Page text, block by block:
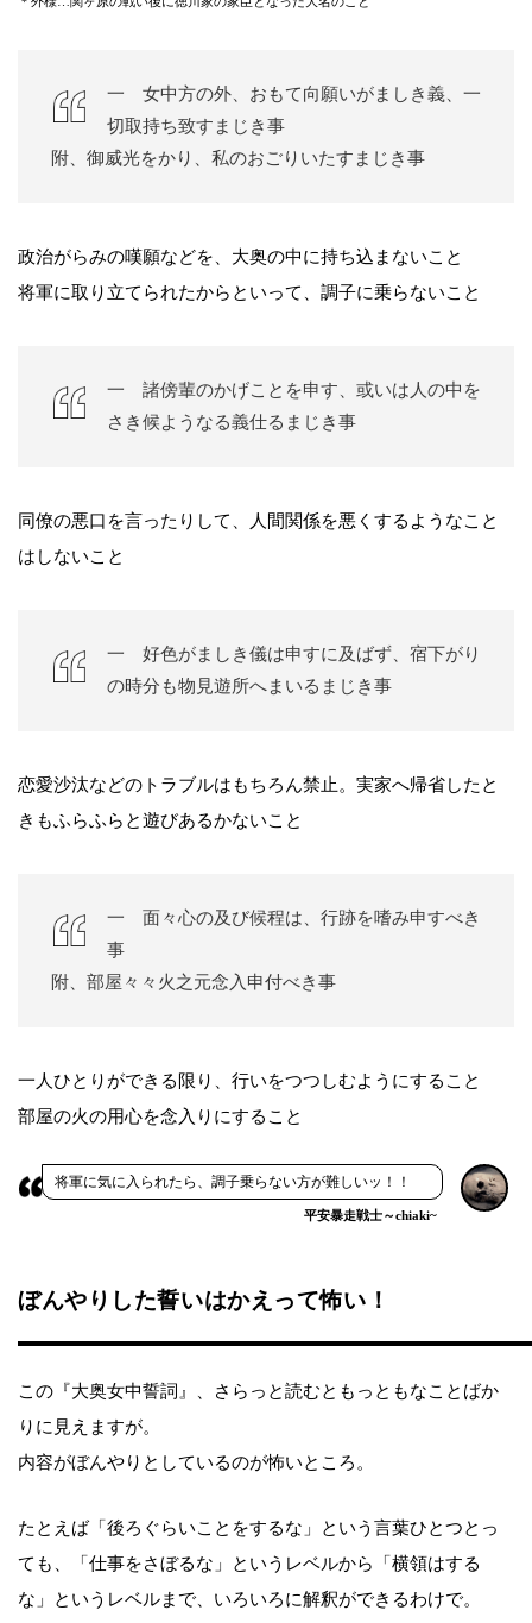
一 女中方の外、おもて向願いがましき義、一
切取持ち致すまじき事
附、御威光をかり、私のおごりいたすまじき事
政治がらみの嘆願などを、大奥の中に持ち込まないこと
将軍に取り立てられたからといって、調子に乗らないこと
一 諸傍輩のかげことを申す、或いは人の中を
さき候ようなる義仕るまじき事
同僚の悪口を言ったりして、人間関係を悪くするようなこと
はしないこと
一 好色がましき儀は申すに及ばず、宿下がり
の時分も物見遊所へまいるまじき事
恋愛沙汰などのトラブルはもちろん禁止。実家へ帰省したと
きもふらふらと遊びあるかないこと
一 面々心の及び候程は、行跡を嗜み申すべき
事
附、部屋々々火之元念入申付べき事
一人ひとりができる限り、行いをつつしむようにすること
部屋の火の用心を念入りにすること
将軍に気に入られたら、調子乗らない方が難しいッ！！
平安暴走戦士～chiaki~
ぼんやりした誓いはかえって怖い！
この『大奥女中誓詞』、さらっと読むともっともなことばか
りに見えますが。
内容がぼんやりとしているのが怖いところ。
たとえば「後ろぐらいことをするな」という言葉ひとつとっ
ても、「仕事をさぼるな」というレベルから「横領はする
な」というレベルまで、いろいろに解釈ができるわけで。